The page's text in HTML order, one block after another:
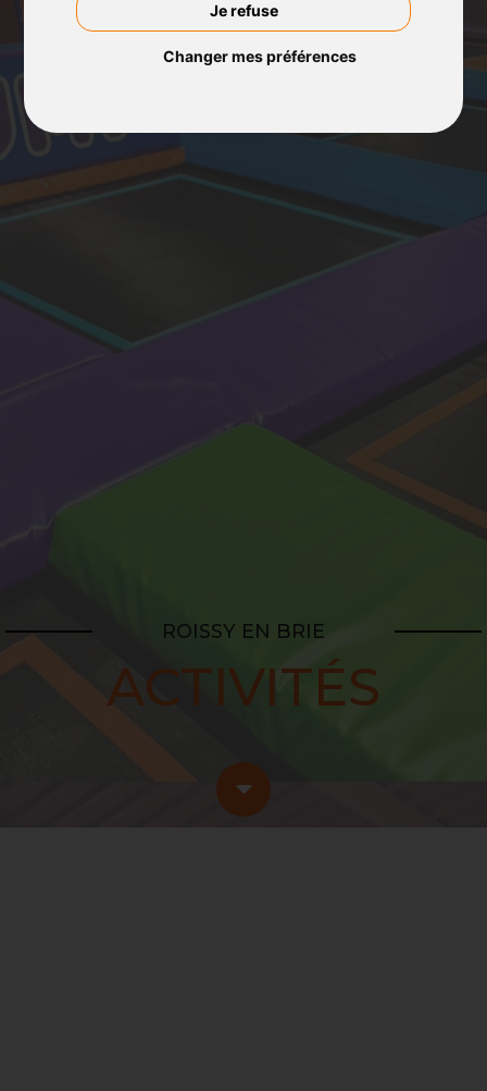
Je refuse
Changer mes préférences
ROISSY EN BRIE
ACTIVITÉS